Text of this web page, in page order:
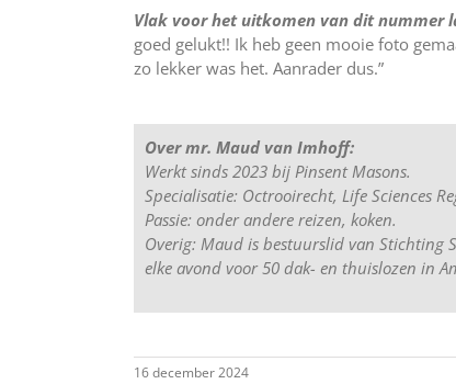
Vlak voor het uitkomen van dit nummer
goed gelukt!! Ik heb geen mooie foto
zo lekker was het. Aanrader dus.”
Over mr. Maud van Imhoff:
Werkt sinds 2023 bij Pinsent Masons.
Specialisatie: Octrooirecht, Life Sciences
Passie: onder andere reizen, koken.
Overig: Maud is bestuurslid van Stichting
elke avond voor 50 dak- en thuislozen in
16 december 2024